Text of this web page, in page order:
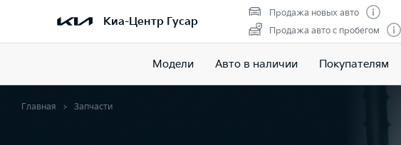
Киа-Центр Гусар
Продажа новых авто
Продажа авто с пробегом
Модели Авто в наличии Покупателям
Главная Запчасти